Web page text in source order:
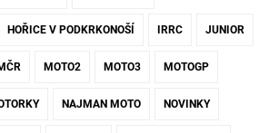
HOŘICE V PODKRKONOŠÍ IRRC JUNIOR
MOTO2 MOTO3 MOTOGP
NAJMAN MOTO NOVINKY